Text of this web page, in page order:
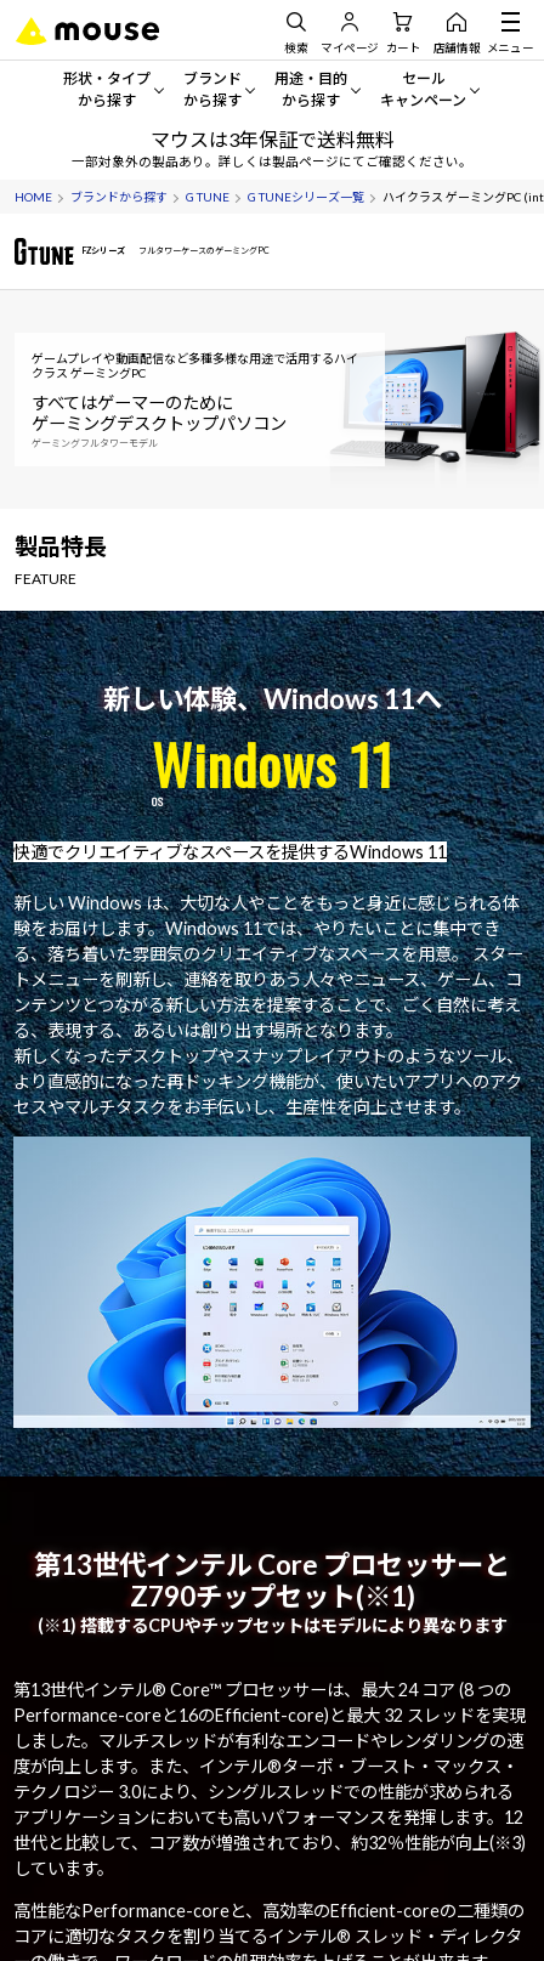
検索 マイページ カート 店舗情報 メニュー
形状・タイプ
から探す
形状・タイプから探す をすべてみる
デスクトップPC
サーバー
ワークステーション
Windows 11
ブランド
から探す
mouse
G TUNE
用途・目的
から探す
一般向けパソコン
ゲーミングPC・ゲーム向けパソコン
学習向けパソコン
スペック/パーツ別
セール
キャンペーン
セール・キャンペー
期間限定セール
アウトレットパソコン
おすすめ目玉パソコン
今イチオシのパソコンをピ
Windows 11 |Copilot+ PC
マウスは3年保証で送料無料
一部対象外の製品あり。詳しくは製品ページにてご確認ください。
HOME ブランドから探す G TUNE G TUNEシリーズ一覧 ハイクラス ゲーミングPC
FZシリーズ フルタワーケースのゲーミングPC
ゲームプレイや動画配信など多種多様な用途で活用するハイ
クラス ゲーミングPC
すべてはゲーマーのために
ゲーミングデスクトップパソコン
ゲーミングフルタワーモデル
製品特長
FEATURE
新しい体験、Windows 11へ
Windows 11
快適でクリエイティブなスペースを提供するWindows 11
新しい Windows は、大切な人やことをもっと身近に感じられる体
験をお届けします。Windows 11では、やりたいことに集中でき
る、落ち着いた雰囲気のクリエイティブなスペースを用意。 スター
トメニューを刷新し、連絡を取りあう人々やニュース、ゲーム、コ
ンテンツとつながる新しい方法を提案することで、ごく自然に考え
る、表現する、あるいは創り出す場所となります。
新しくなったデスクトップやスナップレイアウトのようなツール、
より直感的になった再ドッキング機能が、使いたいアプリへのアク
セスやマルチタスクをお手伝いし、生産性を向上させます。
第13世代インテル Core プロセッサーと
Z790チップセット(※1)
(※1) 搭載するCPUやチップセットはモデルにより異なります
第13世代インテル® Core™ プロセッサーは、最大 24 コア (8 つの
Performance-coreと16のEfficient-core)と最大 32 スレッドを実現
しました。マルチスレッドが有利なエンコードやレンダリングの速
度が向上します。また、インテル®ターボ・ブースト・マックス・
テクノロジー 3.0により、シングルスレッドでの性能が求められる
アプリケーションにおいても高いパフォーマンスを発揮します。12
世代と比較して、コア数が増強されており、約32％性能が向上(※3)
しています。
高性能なPerformance-coreと、高効率のEfficient-coreの二種類の
コアに適切なタスクを割り当てるインテル® スレッド・ディレクタ